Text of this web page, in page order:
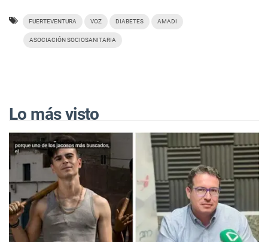
FUERTEVENTURA VOZ DIABETES AMADI
ASOCIACIÓN SOCIOSANITARIA
Lo más visto